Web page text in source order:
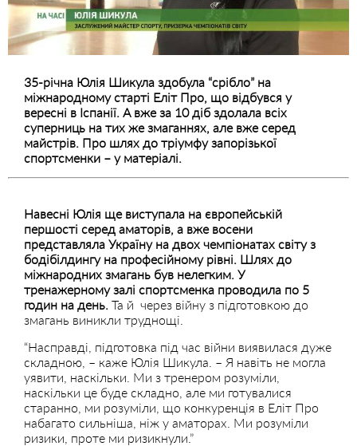
35-річна Юлія Шикула здобула “срібло” на
міжнародному старті Еліт Про, що відбувся у
вересні в Іспанії. А вже за 10 діб здолала всіх
суперниць на тих же змаганнях, але вже серед
майстрів. Про шлях до тріумфу запорізької
спортсменки – у матеріалі.
Навесні Юлія ще виступала на європейській
першості серед аматорів, а вже восени
представляла Україну на двох чемпіонатах світу з
бодібілдингу на професійному рівні. Шлях до
міжнародних змагань був нелегким. У
тренажерному залі спортсменка проводила по 5
годин на день. Та й через війну з підготовкою до
змагань виникли труднощі.
“Насправді, підготовка під час війни виявилася дуже
складною, – каже Юлія Шикула. – Я навіть не могла
уявити, наскільки. Ми з тренером розуміли,
наскільки це буде складно, але ми готувалися
старанно, ми розуміли, що конкуренція в Еліт Про
набагато сильніша, ніж у аматорах. Ми розуміли
ризики, проте ми ризикнули.”